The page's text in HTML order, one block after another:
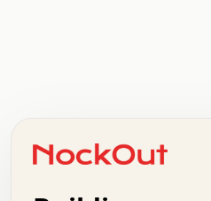
+   .   .   .   .   .   .